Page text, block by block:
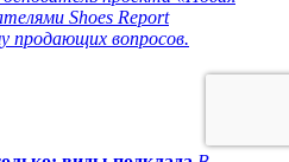
Shoes Report
продающих вопросов.